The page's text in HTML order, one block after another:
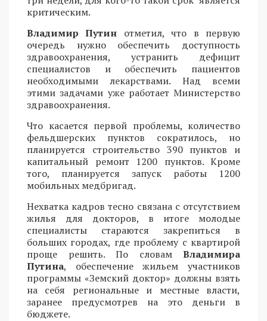
критическим.
Владимир Путин отметил, что в первую
очередь нужно обеспечить доступность
здравоохранения, устранить дефицит
специалистов и обеспечить пациентов
необходимыми лекарствами. Над всеми
этими задачами уже работает Министерство
здравоохранения.
Что касается первой проблемы, количество
фельдшерских пунктов сократилось, но
планируется строительство 390 пунктов и
капитальный ремонт 1200 пунктов. Кроме
того, планируется запуск работы 1200
мобильных медбригад.
Нехватка кадров тесно связана с отсутствием
жилья для докторов, в итоге молодые
специалисты стараются закрепиться в
больших городах, где проблему с квартирой
проще решить. По словам Владимира
Путина, обеспечение жильем участников
программы «Земский доктор» должны взять
на себя региональные и местные власти,
заранее предусмотрев на это деньги в
бюджете.